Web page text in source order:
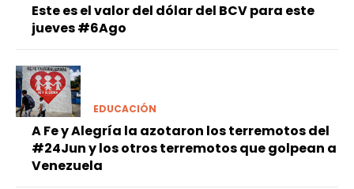
Este es el valor del dólar del BCV para este
jueves #6Ago
EDUCACIÓN
A Fe y Alegría la azotaron los terremotos del
#24Jun y los otros terremotos que golpean a
Venezuela